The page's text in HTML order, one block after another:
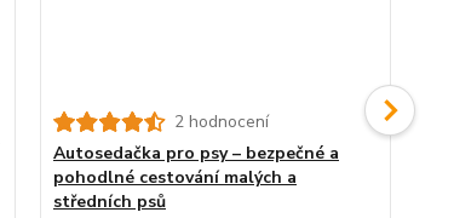
2 hodnocení
Autosedačka pro psy – bezpečné a
pohodlné cestování malých a
středních psů